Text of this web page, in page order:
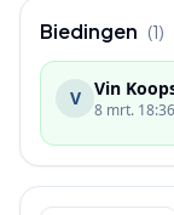
Biedingen (1)
V Vin
8 mrt. 18:36